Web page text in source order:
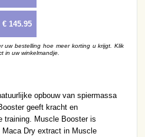
€ 145.95
uw bestelling hoe meer korting u krijgt. Klik
in uw winkelmandje.
opbouw van spiermassa
geeft kracht en
training. Muscle Booster is
Dry extract in Muscle